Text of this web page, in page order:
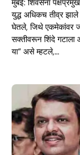
मुंबई: शिवसेना
युद्ध अधिकच तीव्र झाले
घेतले, जिथे एकमेकांवर
सक्तीवरून शिंदे
या” असे म्हटले,…